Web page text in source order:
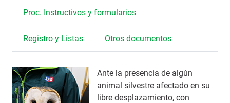
Proc. Instructivos y formularios
Registro y Listas Otros documentos
Ante la presencia de algún
animal silvestre afectado en su
libre desplazamiento, con